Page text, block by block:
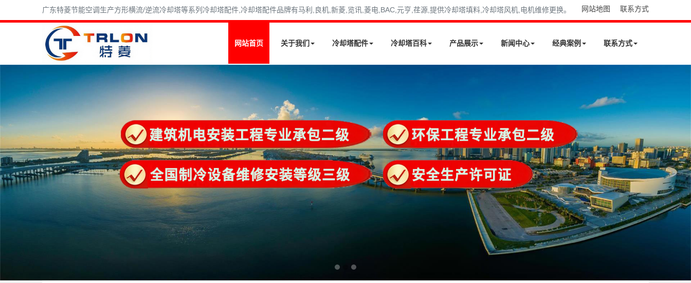
广东特菱节能空调生产方形横流/逆流冷却塔等系列冷却塔配件,冷却塔配件品牌有马利,良机,新菱,览讯,菱电,BAC,元亨,荏源,提供冷却塔填料,冷却塔风机,电机维修更换。 网站地图 联系方式
网站首页 关于我们 冷却塔配件 冷却塔百科 产品展示 新闻中心 经典案例 联系方式